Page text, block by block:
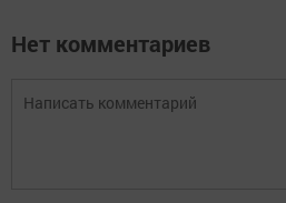
Нет комментариев